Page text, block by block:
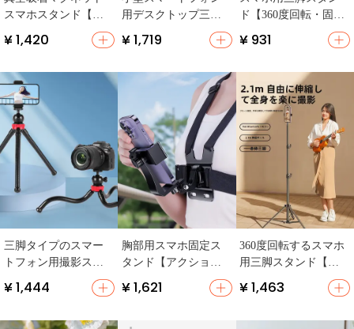
スマホスタンド【回
転式・デスク・壁掛
け・車用】
¥ 1,420
用デスクトップ三脚
スタンド【手持ち・
ミラーレス・一眼レ
¥ 1,719
ド【360度回転・固定
可能・デュアルデバ
イス対応・クリップ
¥ 931
三脚タイプのスマー
トフォン用撮影スタ
ンド【八爪魚デザイ
ン・手持ち・安定性
¥ 1,444
胸部用スマホ固定ス
タンド【アクション
カメラ用・アウトド
ア・釣り・Vlog撮影
¥ 1,621
360度回転するスマホ
用三脚スタンド【軽
量・持ち運び便利・
防振機能・アウトド
¥ 1,463